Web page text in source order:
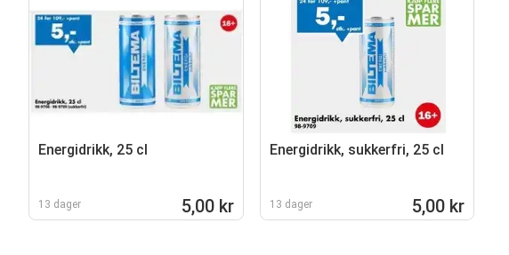
Energidrikk, 25 cl
13 dager 5,00 kr
Energidrikk, sukkerfri, 25 cl
13 dager 5,00 kr